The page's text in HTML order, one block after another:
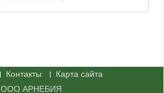
Контакты
Карта сайта
ООО АРНЕБИЯ